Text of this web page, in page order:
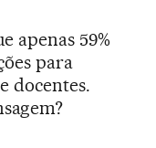
apenas 59%
para
docentes.